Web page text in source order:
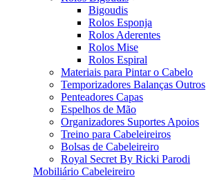
Bigoudis
Rolos Esponja
Rolos Aderentes
Rolos Mise
Rolos Espiral
Materiais para Pintar o Cabelo
Temporizadores Balanças Outros
Penteadores Capas
Espelhos de Mão
Organizadores Suportes Apoios
Treino para Cabeleireiros
Bolsas de Cabeleireiro
Royal Secret By Ricki Parodi
Mobiliário Cabeleireiro